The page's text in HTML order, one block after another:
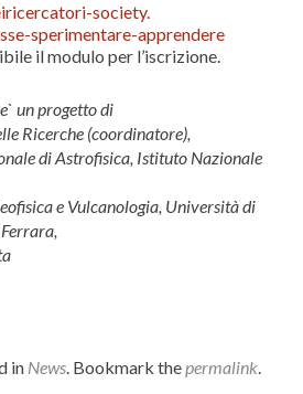
society.
sperimentare-apprendere
il modulo per l’iscrizione.
un progetto di
Ricerche (coordinatore),
di Astrofisica, Istituto Nazionale
e Vulcanologia, Università di
in News . Bookmark the permalink